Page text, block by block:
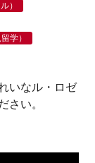
）
学）
いなル・ロゼ
さい。